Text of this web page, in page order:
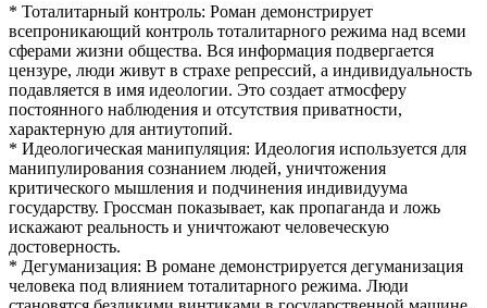
* Тоталитарный контроль: Роман демонстрирует
всепроникающий контроль тоталитарного режима над всеми
сферами жизни общества. Вся информация подвергается
цензуре, люди живут в страхе репрессий, а индивидуальность
подавляется в имя идеологии. Это создает атмосферу
постоянного наблюдения и отсутствия приватности,
характерную для антиутопий.
* Идеологическая манипуляция: Идеология используется для
манипулирования сознанием людей, уничтожения
критического мышления и подчинения индивидуума
государству. Гроссман показывает, как пропаганда и ложь
искажают реальность и уничтожают человеческую
достоверность.
* Дегуманизация: В романе демонстрируется дегуманизация
человека под влиянием тоталитарного режима. Люди